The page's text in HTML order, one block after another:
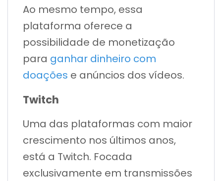
Ao mesmo tempo, essa
plataforma oferece a
possibilidade de monetização
para ganhar dinheiro com
doações e anúncios dos vídeos.
Twitch
Uma das plataformas com maior
crescimento nos últimos anos,
está a Twitch. Focada
exclusivamente em transmissões